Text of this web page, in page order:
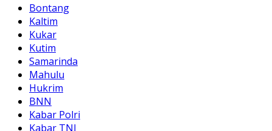
Bontang
Kaltim
Kukar
Kutim
Samarinda
Mahulu
Hukrim
BNN
Kabar Polri
Kabar TNI